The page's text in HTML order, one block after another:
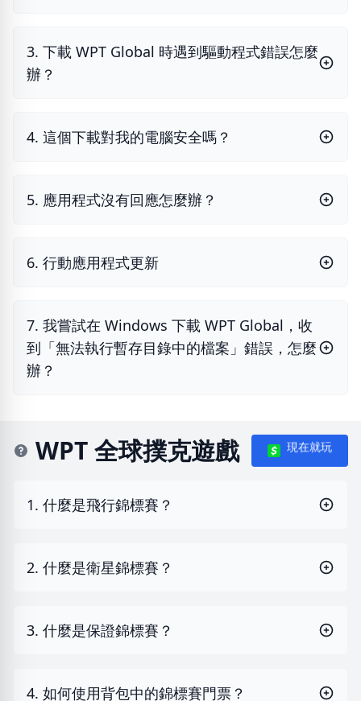
3. 下載 WPT Global 時遇到驅動程式錯誤怎麼
辦？
4. 這個下載對我的電腦安全嗎？
5. 應用程式沒有回應怎麼辦？
6. 行動應用程式更新
7. 我嘗試在 Windows 下載 WPT Global，收
到「無法執行暫存目錄中的檔案」錯誤，怎麼
辦？
WPT 全球撲克遊戲 現在就玩
1. 什麼是飛行錦標賽？
2. 什麼是衛星錦標賽？
3. 什麼是保證錦標賽？
4. 如何使用背包中的錦標賽門票？